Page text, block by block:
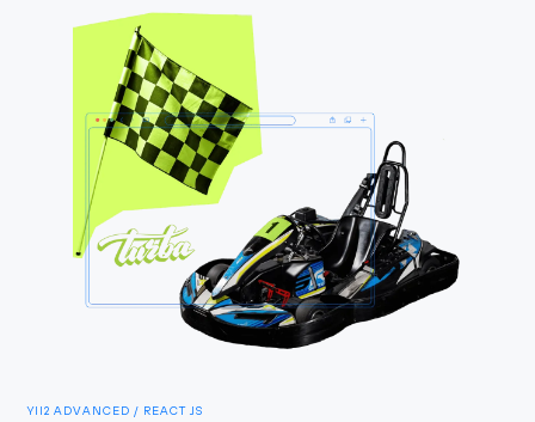
YII2 ADVANCED / REACT JS